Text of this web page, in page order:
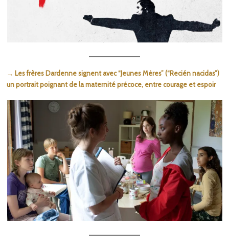
→ Les frères Dardenne signent avec “Jeunes Mères” (“Recién nacidas”)
un portrait poignant de la maternité précoce, entre courage et espoir